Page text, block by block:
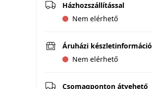
Házhozszállítással
Nem elérhető
Áruházi készletinformáció
Nem elérhető
Csomagponton átvehető